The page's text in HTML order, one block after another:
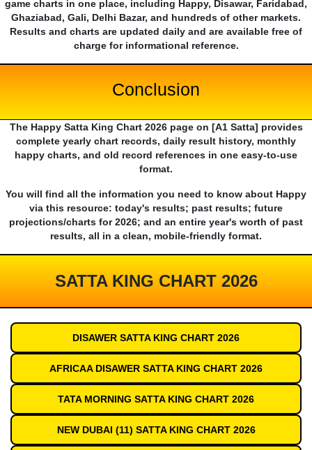
game charts in one place, including Happy, Disawar, Faridabad,
Ghaziabad, Gali, Delhi Bazar, and hundreds of other markets.
Results and charts are updated daily and are available free of
charge for informational reference.
Conclusion
The Happy Satta King Chart 2026 page on [A1 Satta] provides
complete yearly chart records, daily result history, monthly
happy charts, and old record references in one easy-to-use
format.
You will find all the information you need to know about Happy
via this resource: today's results; past results; future
projections/charts for 2026; and an entire year's worth of past
results, all in a clean, mobile-friendly format.
SATTA KING CHART 2026
DISAWER SATTA KING CHART 2026
AFRICAA DISAWER SATTA KING CHART 2026
TATA MORNING SATTA KING CHART 2026
NEW DUBAI (11) SATTA KING CHART 2026